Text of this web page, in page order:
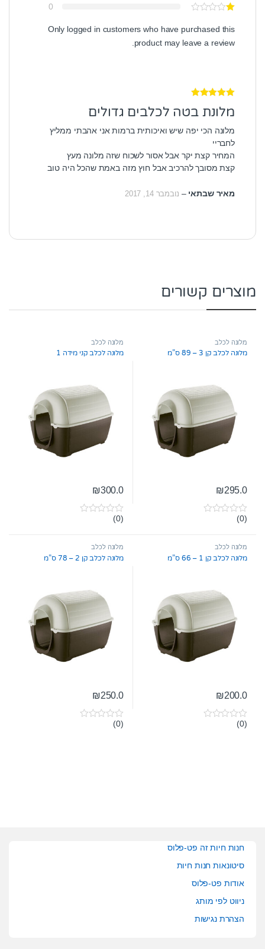
0
Only logged in customers who have purchased this
product may leave a review.
מלונת בטה לכלבים גדולים
מלונה הכי יפה שיש ואיכותית ברמות אני אהבתי ממליץ
לחבריי
המחיר קצת יקר אבל אסור לשכוח שזה מלונה מעץ
קצת מסובך להרכיב אבל חוץ מזה באמת שהכל היה טוב
מאיר שבתאי – נובמבר 14, 2017
מוצרים קשורים
מלונה לכלב
מלונה לכלב קן 3 – 89 ס”מ
₪295.0
0
t
f
(0)
מלונה לכלב
מלונה לכלב קני מידה 1
₪300.0
0
t
f
(0)
מלונה לכלב
מלונה לכלב קן 1 – 66 ס”מ
₪200.0
0(0)
מלונה לכלב
מלונה לכלב קן 2 – 78 ס”מ
₪250.0
0(0)
חנות חיות זה פט-פלוס
סיטונאות חנות חיות
אודות פט-פלוס
ניווט לפי מותג
הצהרת נגישות